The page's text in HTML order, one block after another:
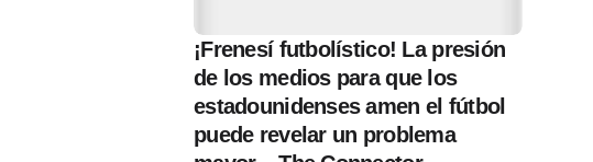
¡Frenesí futbolístico! La presión
de los medios para que los
estadounidenses amen el fútbol
puede revelar un problema